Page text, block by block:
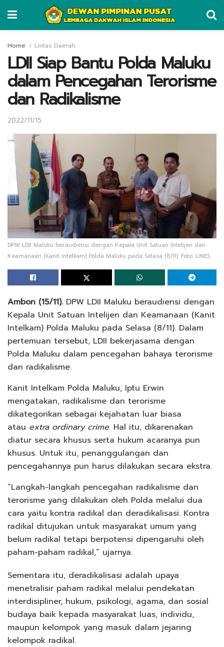
Home Lintas Daerah
LDII Siap Bantu Polda Maluku
dalam Pencegahan Terorisme
dan Radikalisme
2022/11/15
DPW LDII Maluku beraudiensi dengan Kepala Unit Satuan Intelijen dan
Keamanaan (Kanit Intelkam) Polda Maluku pada Selasa (8/11). Foto: LINES.
Ambon (15/11).DPW LDII Maluku beraudiensi dengan
Kepala Unit Satuan Intelijen dan Keamanaan (Kanit
Intelkam) Polda Maluku pada Selasa (8/11). Dalam
pertemuan tersebut, LDII bekerjasama dengan
Polda Maluku dalam pencegahan bahaya terorisme
dan radikalisme.
Kanit Intelkam Polda Maluku, Iptu Erwin
mengatakan, radikalisme dan terorisme
dikategorikan sebagai kejahatan luar biasa
atau extra ordinary crime. Hal itu, dikarenakan
diatur secara khusus serta hukum acaranya pun
khusus. Untuk itu, penanggulangan dan
pencegahannya pun harus dilakukan secara ekstra.
“Langkah-langkah pencegahan radikalisme dan
terorisme yang dilakukan oleh Polda melalui dua
cara yaitu kontra radikal dan deradikalisasi. Kontra
radikal ditujukan untuk masyarakat umum yang
belum radikal tetapi berpotensi dipengaruhi oleh
paham-paham radikal,” ujarnya.
Sementara itu, deradikalisasi adalah upaya
menetralisir paham radikal melalui pendekatan
interdisipliner, hukum, psikologi, agama, dan sosial
budaya baik kepada masyarakat luas, individu,
maupun kelompok yang masuk dalam jejaring
kelompok radikal.